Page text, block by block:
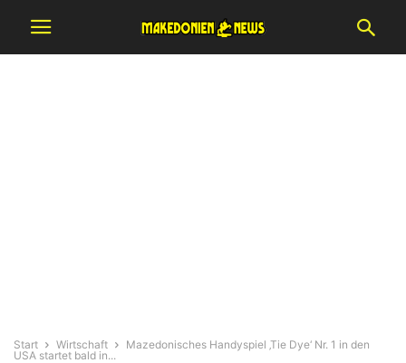
Start Wirtschaft
Mazedonisches Handyspiel ‚Tie Dye‘ Nr. 1 in den
USA startet bald in...